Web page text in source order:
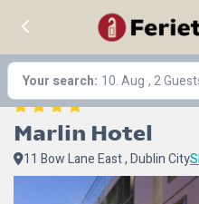
Your search: 10. Aug , 2
Marlin Hotel
11 Bow Lane East , Dublin City